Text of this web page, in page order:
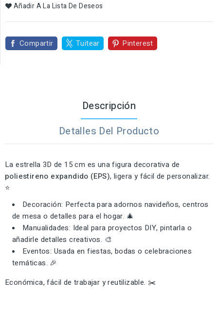
Añadir A La Lista De Deseos
Compartir Tuitear Pinterest
Descripción
Detalles Del Producto
La estrella 3D de 15 cm es una figura decorativa de
poliestireno expandido (EPS), ligera y fácil de personalizar.
⭐
Decoración: Perfecta para adornos navideños, centros
de mesa o detalles para el hogar. 🎄
Manualidades: Ideal para proyectos DIY, pintarla o
añadirle detalles creativos. 🎨
Eventos: Usada en fiestas, bodas o celebraciones
temáticas. 🎉
Económica, fácil de trabajar y reutilizable. ✂️